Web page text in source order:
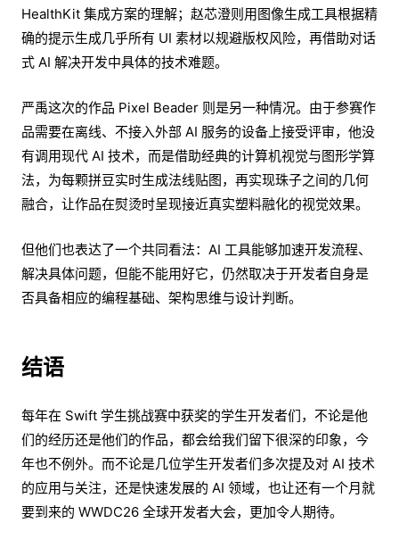
HealthKit 集成方案的理解；赵芯澄则用图像生成工具根据精
确的提示生成几乎所有 UI 素材以规避版权风险，再借助对话
式 AI 解决开发中具体的技术难题。
严禹这次的作品 Pixel Beader 则是另一种情况。由于参赛作
品需要在离线、不接入外部 AI 服务的设备上接受评审，他没
有调用现代 AI 技术，而是借助经典的计算机视觉与图形学算
法，为每颗拼豆实时生成法线贴图，再实现珠子之间的几何
融合，让作品在熨烫时呈现接近真实塑料融化的视觉效果。
但他们也表达了一个共同看法：AI 工具能够加速开发流程、
解决具体问题，但能不能用好它，仍然取决于开发者自身是
否具备相应的编程基础、架构思维与设计判断。
结语
每年在 Swift 学生挑战赛中获奖的学生开发者们，不论是他
们的经历还是他们的作品，都会给我们留下很深的印象，今
年也不例外。而不论是几位学生开发者们多次提及对 AI 技术
的应用与关注，还是快速发展的 AI 领域，也让还有一个月就
要到来的 WWDC26 全球开发者大会，更加令人期待。